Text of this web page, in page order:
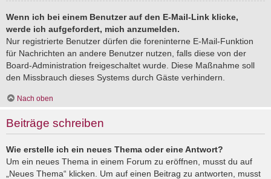
Wenn ich bei einem Benutzer auf den E-Mail-Link klicke,
werde ich aufgefordert, mich anzumelden.
Nur registrierte Benutzer dürfen die foreninterne E-Mail-Funktion
für Nachrichten an andere Benutzer nutzen, falls diese von der
Board-Administration freigeschaltet wurde. Diese Maßnahme soll
den Missbrauch dieses Systems durch Gäste verhindern.
Nach oben
Beiträge schreiben
Wie erstelle ich ein neues Thema oder eine Antwort?
Um ein neues Thema in einem Forum zu eröffnen, musst du auf
„Neues Thema“ klicken. Um auf einen Beitrag zu antworten, musst